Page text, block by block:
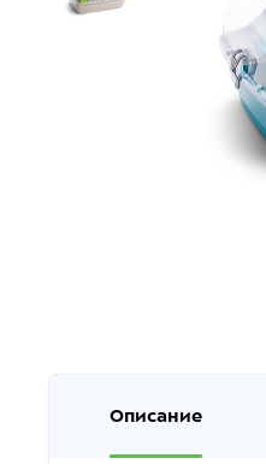
Описание